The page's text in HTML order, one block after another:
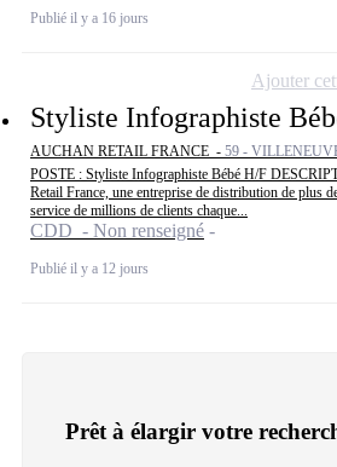
Publié il y a 16 jours
Styliste Infographiste
AUCHAN RETAIL FRANCE - 59 -
POSTE : Styliste Infographiste Bébé H/F
Retail France, une entreprise de distribution de plus
service de millions de clients chaque...
CDD - Non renseigné
Publié il y a 12 jours
Ajouter
Prêt à élargir votre